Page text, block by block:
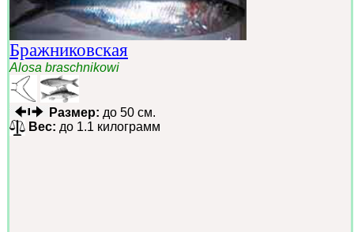
Бражниковская
Alosa braschnikowi
Размер: до 50 см.
Вес: до 1.1 килограмм